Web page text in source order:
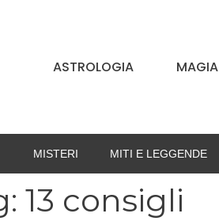
ASTROLOGIA MAGIA
MISTERI MITI E LEGGENDE
13 consigli